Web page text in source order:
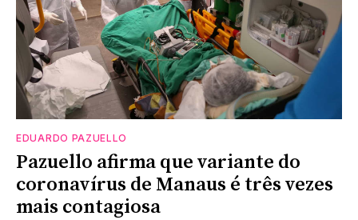
EDUARDO PAZUELLO
Pazuello afirma que variante do
coronavírus de Manaus é três vezes
mais contagiosa